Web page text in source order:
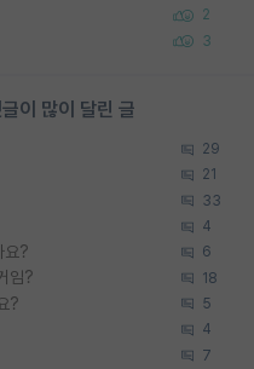
2
3
이 많이 달린 글
29
21
33
4
요? 6
임? 18
? 5
4
7